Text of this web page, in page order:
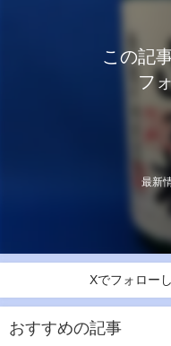
この記
フ
最新
Xでフォロー
おすすめの記事